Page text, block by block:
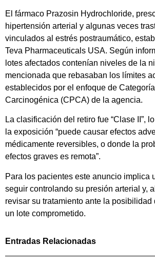
El fármaco Prazosin Hydrochloride,
hipertensión arterial y algunas veces
vinculados al estrés postraumático,
Teva Pharmaceuticals USA. Según
lotes afectados contenían niveles de la
mencionada que rebasaban los límites
establecidos por el enfoque de
Carcinogénica (CPCA) de la agencia.
La clasificación del retiro fue “Clase II”,
la exposición “puede causar efectos
médicamente reversibles, o donde la
efectos graves es remota”.
Para los pacientes este anuncio implica
seguir controlando su presión arterial y,
revisar su tratamiento ante la posibilidad
un lote comprometido.
Entradas Relacionadas